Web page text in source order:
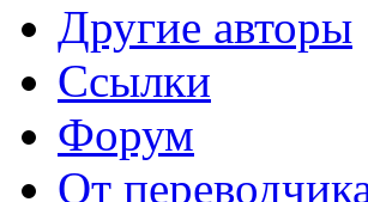
Другие авторы
Ссылки
Форум
От